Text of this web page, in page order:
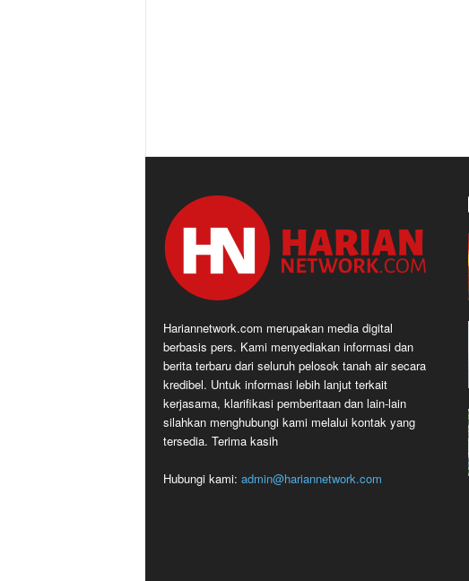
Hariannetwork.com merupakan media digital
berbasis pers. Kami menyediakan informasi dan
berita terbaru dari seluruh pelosok tanah air secara
kredibel. Untuk informasi lebih lanjut terkait
kerjasama, klarifikasi pemberitaan dan lain-lain
silahkan menghubungi kami melalui kontak yang
tersedia. Terima kasih
Hubungi kami: admin@hariannetwork.com